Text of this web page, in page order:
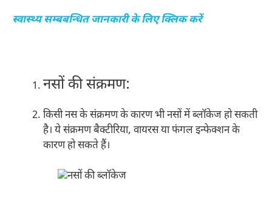
स्वास्थ्य सम्बबन्धित जानकारी के लिए क्लिक करें
नसों की संक्रमण:
किसी नस के संक्रमण के कारण भी नसों में ब्लॉकेज हो सकती
है। ये संक्रमण बैक्टीरिया, वायरस या फंगल इन्फेक्शन के
कारण हो सकते हैं।